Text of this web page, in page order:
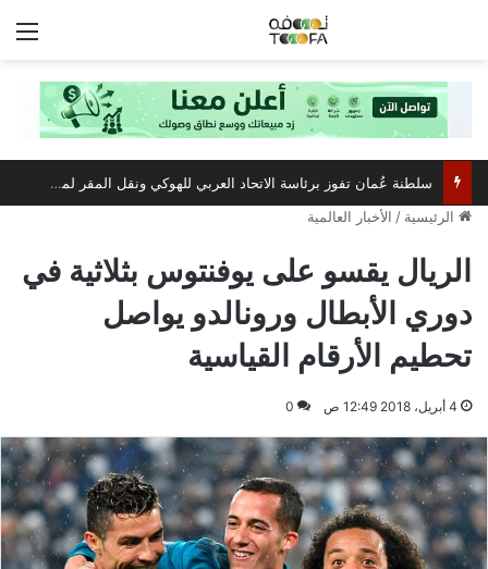
الرئيسية / الأخبار العالمية
الريال يقسو على يوفنتوس بثلاثية في
دوري الأبطال ورونالدو يواصل
تحطيم الأرقام القياسية
4 أبريل، 2018 12:49 ص 0